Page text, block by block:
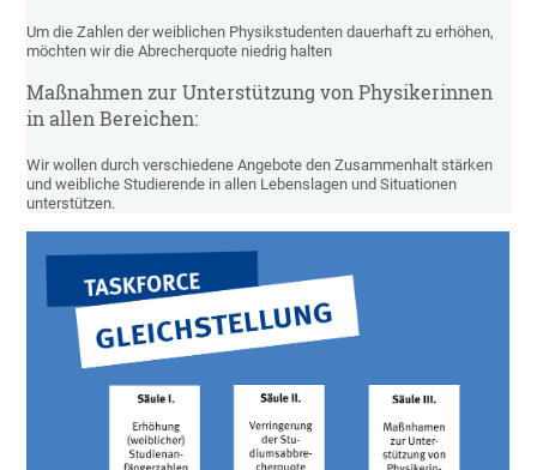
Um die Zahlen der weiblichen Physikstudenten dauerhaft zu erhöhen,
möchten wir die Abrecherquote niedrig halten
Maßnahmen zur Unterstützung von Physikerinnen
in allen Bereichen:
Wir wollen durch verschiedene Angebote den Zusammenhalt stärken
und weibliche Studierende in allen Lebenslagen und Situationen
unterstützen.